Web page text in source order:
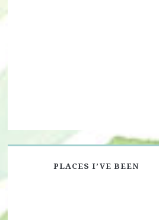
PLACES I’VE BEEN